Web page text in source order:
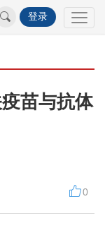
登录
苗与抗体
0